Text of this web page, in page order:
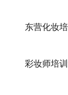
东营化妆
彩妆师培